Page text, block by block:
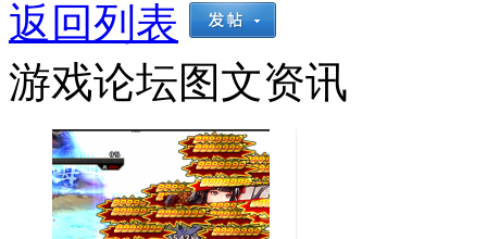
返回列表
游戏论坛图文资讯